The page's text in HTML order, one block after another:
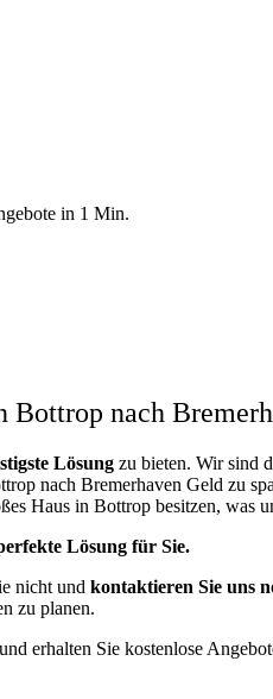
in 1 Min.
Bottrop nach
Lösungzu bieten. Wir sind
nach Bremerhaven Geld zu
Haus in Bottrop besitzen, was
Lösung für Sie.
nicht und kontaktieren Sie uns
zu planen.
erhalten Sie kostenlose